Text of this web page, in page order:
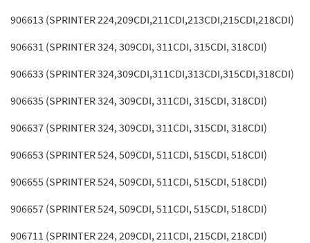
906613 (SPRINTER 224,209CDI,211CDI,213CDI,215CDI,218CDI)
906631 (SPRINTER 324, 309CDI, 311CDI, 315CDI, 318CDI)
906633 (SPRINTER 324,309CDI,311CDI,313CDI,315CDI,318CDI)
906635 (SPRINTER 324, 309CDI, 311CDI, 315CDI, 318CDI)
906637 (SPRINTER 324, 309CDI, 311CDI, 315CDI, 318CDI)
906653 (SPRINTER 524, 509CDI, 511CDI, 515CDI, 518CDI)
906655 (SPRINTER 524, 509CDI, 511CDI, 515CDI, 518CDI)
906657 (SPRINTER 524, 509CDI, 511CDI, 515CDI, 518CDI)
906711 (SPRINTER 224, 209CDI, 211CDI, 215CDI, 218CDI)